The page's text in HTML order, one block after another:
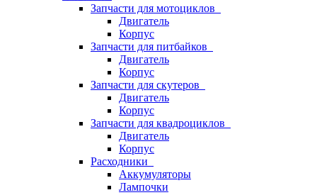
Запчасти для мотоциклов
Двигатель
Корпус
Запчасти для питбайков
Двигатель
Корпус
Запчасти для скутеров
Двигатель
Корпус
Запчасти для квадроциклов
Двигатель
Корпус
Расходники
Аккумуляторы
Лампочки